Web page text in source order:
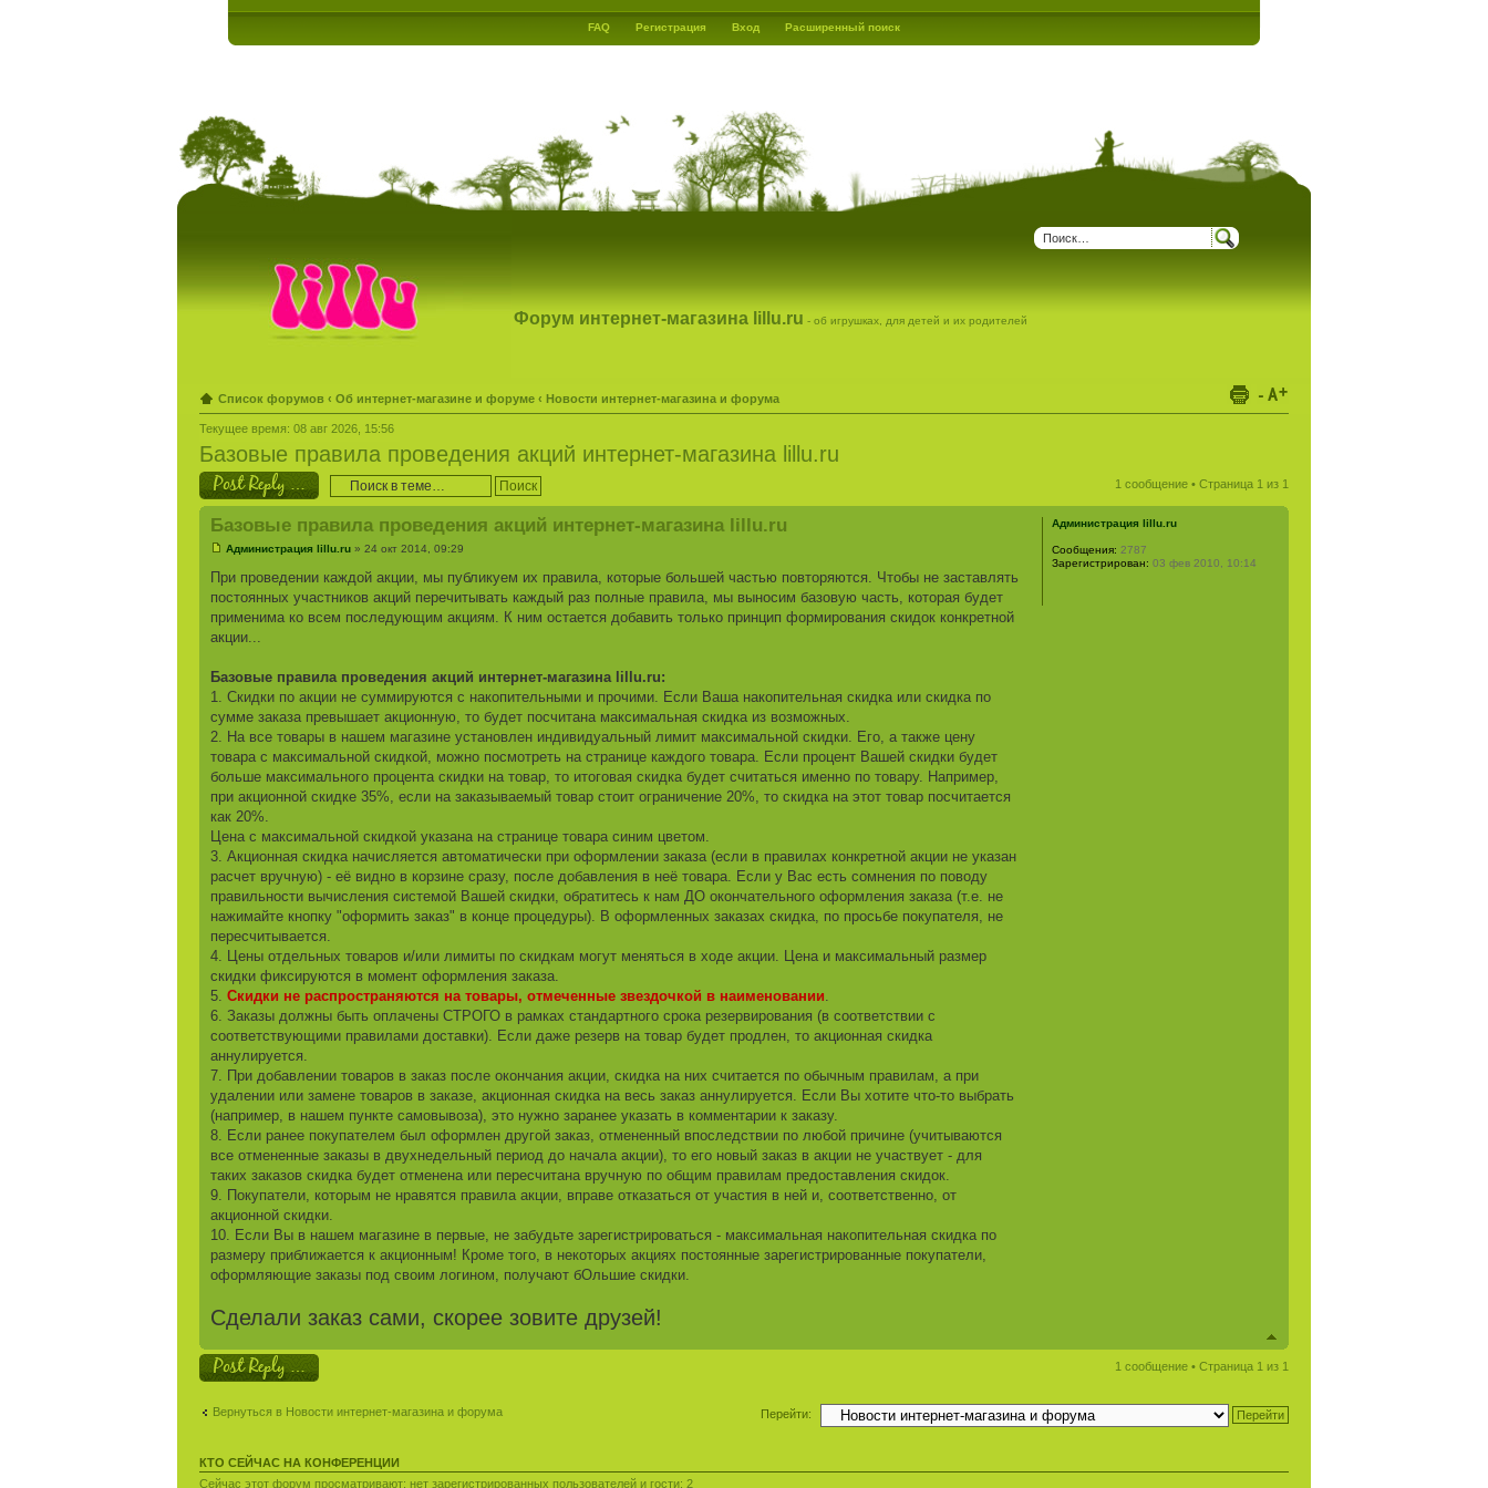
FAQ Регистрация Вход Расширенный поиск
Форум интернет-магазина lillu.ru - об игрушках, для детей и их родителей
Список форумов ‹ Об интернет-магазине и форуме ‹ Новости интернет-магазина и форума
Текущее время: 08 авг 2026, 15:56
Базовые правила проведения акций интернет-магазина lillu.ru
Ответить 1 сообщение • Страница 1 из 1
Базовые правила проведения акций интернет-магазина lillu.ru
Администрация lillu.ru » 24 окт 2014, 09:29
При проведении каждой акции, мы публикуем их правила, которые большей частью повторяются. Чтобы не заставлять
постоянных участников акций перечитывать каждый раз полные правила, мы выносим базовую часть, которая будет
применима ко всем последующим акциям. К ним остается добавить только принцип формирования скидок конкретной
акции...
Базовые правила проведения акций интернет-магазина lillu.ru:
1. Скидки по акции не суммируются с накопительными и прочими. Если Ваша накопительная скидка или скидка по
сумме заказа превышает акционную, то будет посчитана максимальная скидка из возможных.
2. На все товары в нашем магазине установлен индивидуальный лимит максимальной скидки. Его, а также цену
товара с максимальной скидкой, можно посмотреть на странице каждого товара. Если процент Вашей скидки будет
больше максимального процента скидки на товар, то итоговая скидка будет считаться именно по товару. Например,
при акционной скидке 35%, если на заказываемый товар стоит ограничение 20%, то скидка на этот товар посчитается
как 20%.
Цена с максимальной скидкой указана на странице товара синим цветом.
3. Акционная скидка начисляется автоматически при оформлении заказа (если в правилах конкретной акции не указан
расчет вручную) - её видно в корзине сразу, после добавления в неё товара. Если у Вас есть сомнения по поводу
правильности вычисления системой Вашей скидки, обратитесь к нам ДО окончательного оформления заказа (т.е. не
нажимайте кнопку "оформить заказ" в конце процедуры). В оформленных заказах скидка, по просьбе покупателя, не
пересчитывается.
4. Цены отдельных товаров и/или лимиты по скидкам могут меняться в ходе акции. Цена и максимальный размер
скидки фиксируются в момент оформления заказа.
5. Скидки не распространяются на товары, отмеченные звездочкой в наименовании.
6. Заказы должны быть оплачены СТРОГО в рамках стандартного срока резервирования (в соответствии с
соответствующими правилами доставки). Если даже резерв на товар будет продлен, то акционная скидка
аннулируется.
7. При добавлении товаров в заказ после окончания акции, скидка на них считается по обычным правилам, а при
удалении или замене товаров в заказе, акционная скидка на весь заказ аннулируется. Если Вы хотите что-то выбрать
(например, в нашем пункте самовывоза), это нужно заранее указать в комментарии к заказу.
8. Если ранее покупателем был оформлен другой заказ, отмененный впоследствии по любой причине (учитываются
все отмененные заказы в двухнедельный период до начала акции), то его новый заказ в акции не участвует - для
таких заказов скидка будет отменена или пересчитана вручную по общим правилам предоставления скидок.
9. Покупатели, которым не нравятся правила акции, вправе отказаться от участия в ней и, соответственно, от
акционной скидки.
10. Если Вы в нашем магазине в первые, не забудьте зарегистрироваться - максимальная накопительная скидка по
размеру приближается к акционным! Кроме того, в некоторых акциях постоянные зарегистрированные покупатели,
оформляющие заказы под своим логином, получают бОльшие скидки.
Сделали заказ сами, скорее зовите друзей!
Администрация lillu.ru
Сообщения: 2787
Зарегистрирован: 03 фев 2010, 10:14
Ответить 1 сообщение • Страница 1 из 1
Вернуться в Новости интернет-магазина и форума Перейти:
КТО СЕЙЧАС НА КОНФЕРЕНЦИИ
Сейчас этот форум просматривают: нет зарегистрированных пользователей и гости: 2